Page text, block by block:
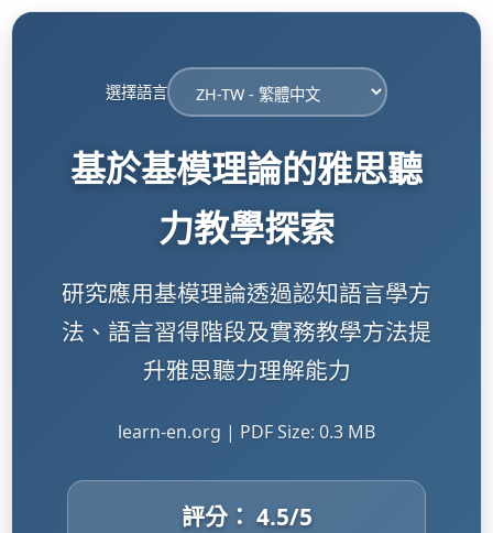
選擇語言
基於基模理論的雅思聽
力教學探索
研究應用基模理論透過認知語言學方
法、語言習得階段及實務教學方法提
升雅思聽力理解能力
learn-en.org | PDF Size: 0.3 MB
評分： 4.5/5